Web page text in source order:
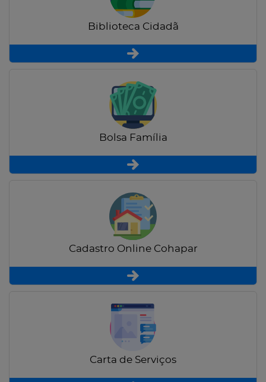
Biblioteca Cidadã
Bolsa Família
Cadastro Online Cohapar
Carta de Serviços